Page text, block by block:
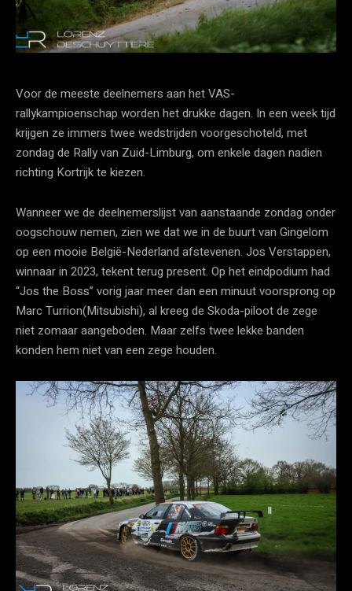
Voor de meeste deelnemers aan het VAS-
rallykampioenschap worden het drukke dagen. In een week tijd
krijgen ze immers twee wedstrijden voorgeschoteld, met
zondag de Rally van Zuid-Limburg, om enkele dagen nadien
richting Kortrijk te kiezen.
Wanneer we de deelnemerslijst van aanstaande zondag onder
oogschouw nemen, zien we dat we in de buurt van Gingelom
op een mooie België-Nederland afstevenen. Jos Verstappen,
winnaar in 2023, tekent terug present. Op het eindpodium had
“Jos the Boss” vorig jaar meer dan een minuut voorsprong op
Marc Turrion(Mitsubishi), al kreeg de Skoda-piloot de zege
niet zomaar aangeboden. Maar zelfs twee lekke banden
konden hem niet van een zege houden.